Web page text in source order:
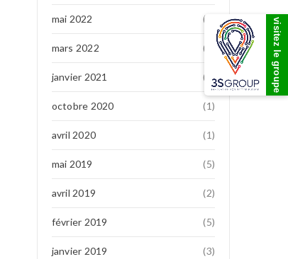
mai 2022 (7)
mars 2022 (1)
janvier 2021 (1)
octobre 2020 (1)
avril 2020 (1)
mai 2019 (5)
avril 2019 (2)
février 2019 (5)
janvier 2019 (3)
visitez le groupe